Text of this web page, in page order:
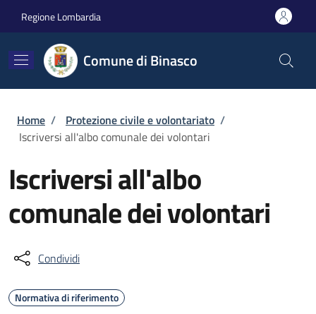
Regione Lombardia
Comune di Binasco
Briciole di pane
Home / Protezione civile e volontariato /
Iscriversi all'albo comunale dei volontari
Iscriversi all'albo
comunale dei volontari
Condividi
Normativa di riferimento